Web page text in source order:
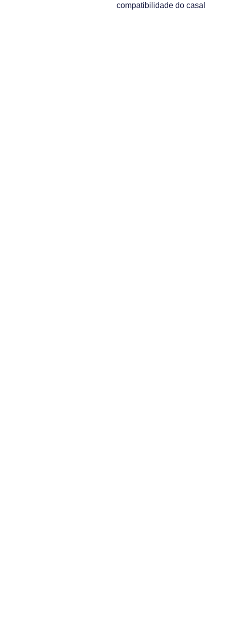
compatibilidade do casal